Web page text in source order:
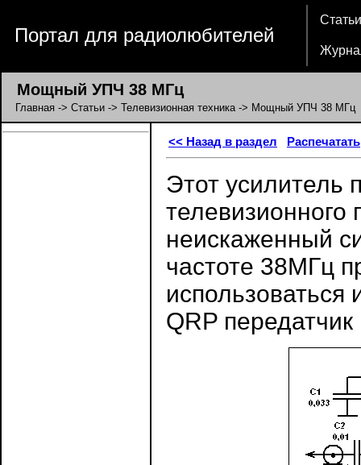
Портал для радиолюбителей
Статьи
Мощный УПЧ 38 МГц
Главная -> Статьи -> Телевизионная техника-> Мощный УПЧ 38 МГц
<< Назад в раздел Распечатать
Этот усилитель
телевизионного
неискаженный
частоте 38МГц
использоваться
QRP